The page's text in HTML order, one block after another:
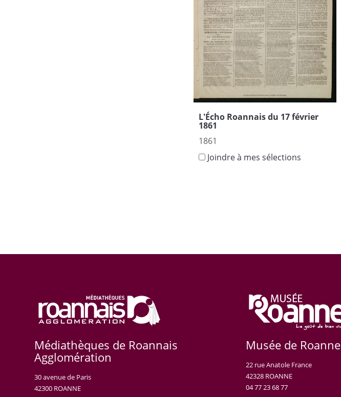
L'Écho Roannais du 17 février
1861
1861
Joindre à mes sélections
Médiathèques de Roannais
Agglomération
30 avenue de Paris
42300 ROANNE
Musée de Roanne
22 rue Anatole France
42328 ROANNE
04 77 23 68 77